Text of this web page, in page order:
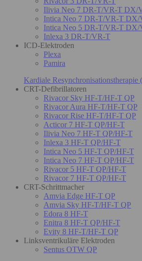
Ilivia Neo 7 DR-T/VR-T DX/
Intica Neo 7 DR-T/VR-T
Intica Neo 5 DR-T/VR-T
Inlexa 3 DR-T/VR-T
ICD-Elektroden
Plexa
Pamira
Kardiale Resynchronisationstherapie
CRT-Defibrillatoren
Rivacor Sky HF-T/HF-T QP
Rivacor Aura HF-T/HF-T QP
Rivacor Rise HF-T/HF-T QP
Acticor 7 HF-T QP/HF-T
Ilivia Neo 7 HF-T QP/HF-T
Inlexa 3 HF-T QP/HF-T
Intica Neo 5 HF-T QP/HF-T
Intica Neo 7 HF-T QP/HF-T
Rivacor 5 HF-T QP/HF-T
Rivacor 7 HF-T QP/HF-T
CRT-Schrittmacher
Amvia Edge HF-T QP
Amvia Sky HF-T/HF-T QP
Edora 8 HF-T
Enitra 8 HF-T QP/HF-T
Evity 8 HF-T/HF-T QP
Linksventrikuläre Elektroden
Sentus OTW QP